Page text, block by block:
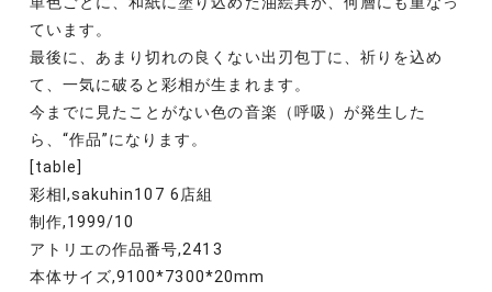
ています。
最後に、あまり切れの良くない出刃包丁に、祈りを込め
て、一気に破ると彩相が生まれます。
今までに見たことがない色の音楽（呼吸）が発生した
ら、“作品”になります。
[table]
彩相Ⅰ,sakuhin107 6店組
制作,1999/10
アトリエの作品番号,2413
本体サイズ,9100*7300*20mm